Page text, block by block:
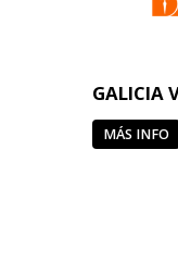
GALICIA
MÁS INFO